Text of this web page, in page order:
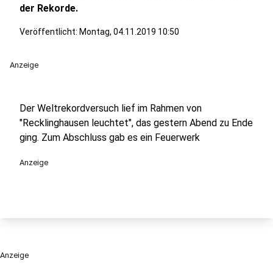
der Rekorde.
Veröffentlicht: Montag, 04.11.2019 10:50
Anzeige
Der Weltrekordversuch lief im Rahmen von
"Recklinghausen leuchtet", das gestern Abend zu Ende
ging. Zum Abschluss gab es ein Feuerwerk
Anzeige
Anzeige